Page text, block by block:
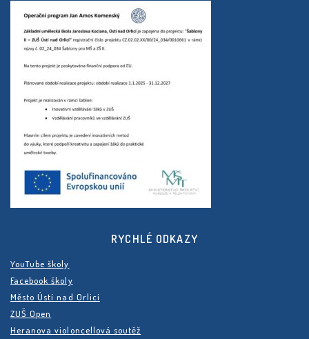
RYCHLÉ ODKAZY
YouTube školy
Facebook školy
Město Ústí nad Orlicí
ZUŠ Open
Heranova violoncellová soutěž